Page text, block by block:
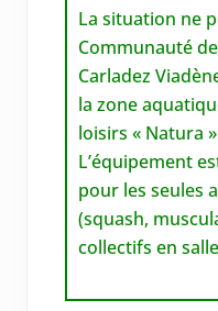
La situation ne
Communauté
Carladez
la zone
loisirs « Natura
L’équipement
pour les seules
(squash,
collectifs en